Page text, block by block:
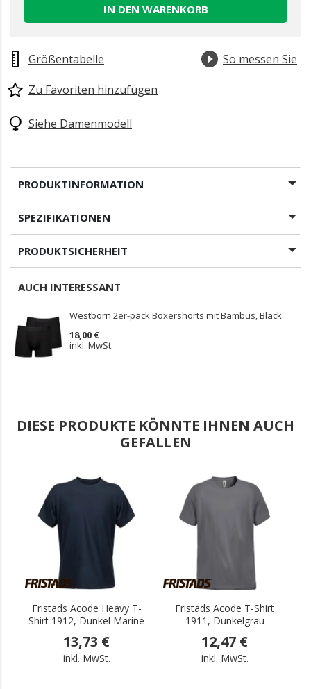
IN DEN WARENKORB
Größentabelle
So messen Sie
Zu Favoriten hinzufügen
Siehe Damenmodell
PRODUKTINFORMATION
SPEZIFIKATIONEN
PRODUKTSICHERHEIT
AUCH INTERESSANT
Westborn 2er-pack Boxershorts mit Bambus, Black
18,00 €
inkl. MwSt.
DIESE PRODUKTE KÖNNTE IHNEN AUCH
GEFALLEN
Fristads Acode Heavy T-
Shirt 1912, Dunkel Marine
13,73 €
inkl. MwSt.
Fristads Acode T-Shirt
1911, Dunkelgrau
12,47 €
inkl. MwSt.